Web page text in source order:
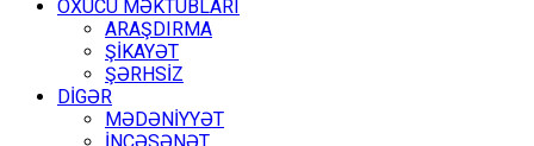
OXUCU MƏKTUBLARI
ARAŞDIRMA
ŞİKAYƏT
ŞƏRHSİZ
DİGƏR
MƏDƏNİYYƏT